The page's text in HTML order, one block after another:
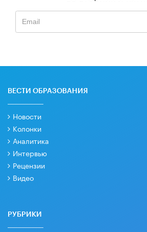
ВЕСТИ ОБРАЗОВАНИЯ
Новости
Колонки
Аналитика
Интервью
Рецензии
Видео
РУБРИКИ